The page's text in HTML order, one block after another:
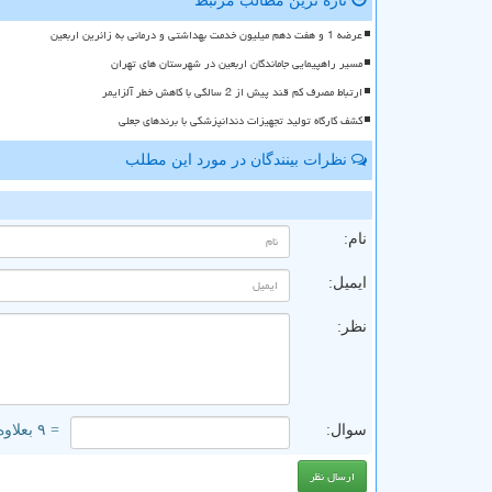
عرضه 1 و هفت دهم میلیون خدمت بهداشتی و درمانی به زائرین اربعین
مسیر راهپیمایی جاماندگان اربعین در شهرستان های تهران
ارتباط مصرف کم قند پیش از 2 سالگی با کاهش خطر آلزایمر
کشف کارگاه تولید تجهیزات دندانپزشکی با برندهای جعلی
نظرات بینندگان در مورد این مطلب
نام:
ایمیل:
نظر:
سوال: = ۹ بعلاوه ۵